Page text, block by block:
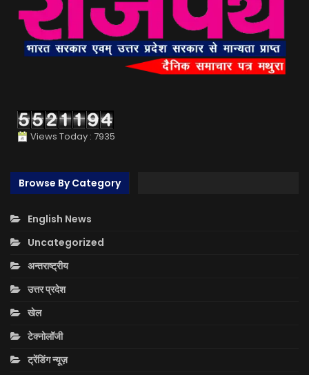
Views Today : 7935
Browse By Category
English News
Uncategorized
अन्तराष्ट्रीय
उत्तर प्रदेश
खेल
टेक्नोलॉजी
ट्रेंडिंग न्यूज़